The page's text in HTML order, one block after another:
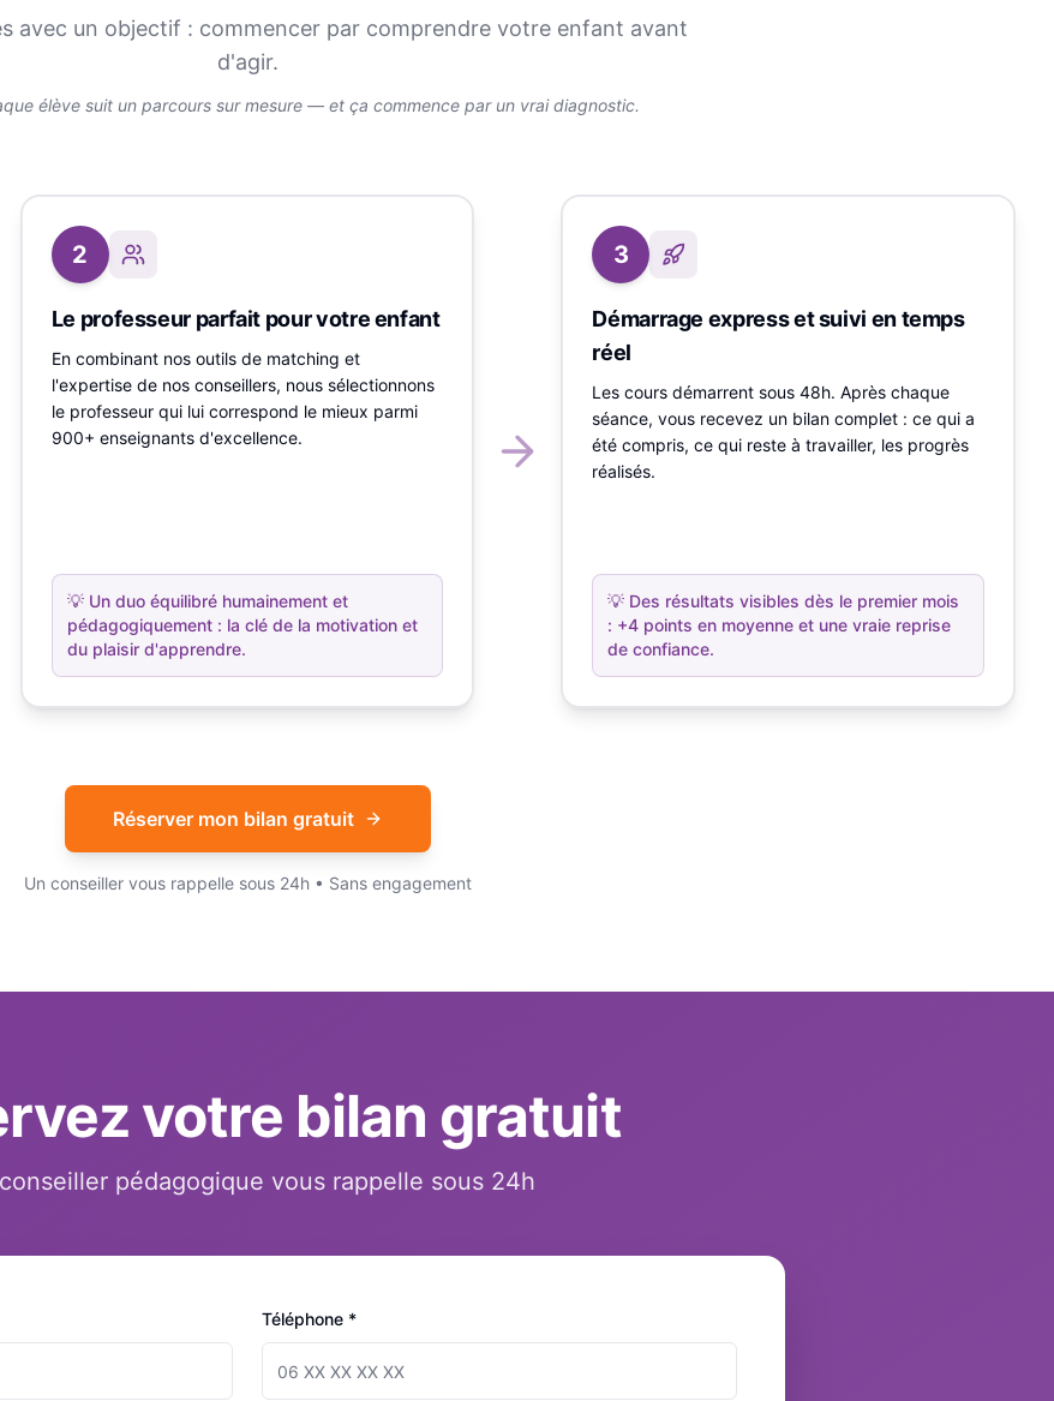
avec un objectif : commencer par comprendre votre enfant avant
d'agir.
élève suit un parcours sur mesure — et ça commence par un vrai diagnostic.
2
Le professeur parfait pour votre enfant
En combinant nos outils de matching et
l'expertise de nos conseillers, nous sélectionnons
le professeur qui lui correspond le mieux parmi
900+ enseignants d'excellence.
💡 Un duo équilibré humainement et
pédagogiquement : la clé de la motivation et
du plaisir d'apprendre.
3
Démarrage express et suivi en temps
réel
Les cours démarrent sous 48h. Après chaque
séance, vous recevez un bilan complet : ce qui a
été compris, ce qui reste à travailler, les progrès
réalisés.
💡 Des résultats visibles dès le premier mois
: +4 points en moyenne et une vraie reprise
de confiance.
Réserver mon bilan gratuit
Un conseiller vous rappelle sous 24h • Sans engagement
votre bilan gratuit
pédagogique vous rappelle sous 24h
Téléphone *